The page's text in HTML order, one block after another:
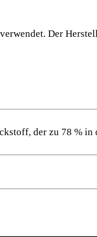
Der
der zu 78 %